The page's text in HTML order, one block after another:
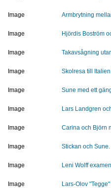
Image Armbrytning
Image Hjördis Boström
Image Takavsågning
Image Skolresa till
Image Sune med ett
Image Lars Landgren
Image Carina och Björn
Image Stickan och Sune.
Image Leni Wolff
Image Lars-Olov